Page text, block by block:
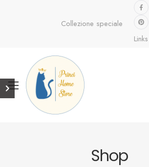
Collezione speciale già
Links
Shop